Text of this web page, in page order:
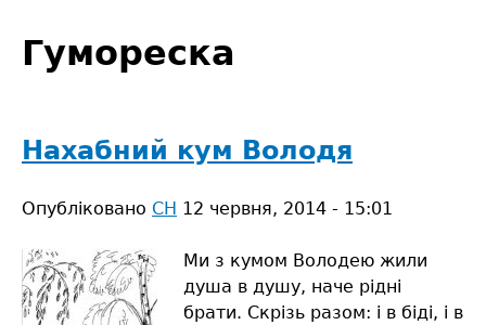
є
to
top
Гумореска
Нахабний кум Володя
Опубліковано СН 12 червня, 2014 - 15:01
Ми з кумом Володею жили
душа в душу, наче рідні
брати. Скрізь разом: і в біді, і в